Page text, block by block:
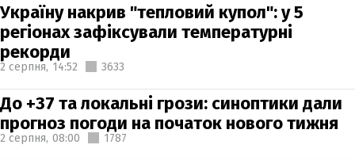
Україну накрив "тепловий купол": у 5
регіонах зафіксували температурні
рекорди
2 серпня, 14:52 3633
До +37 та локальні грози: синоптики дали
прогноз погоди на початок нового тижня
2 серпня, 08:00 1787